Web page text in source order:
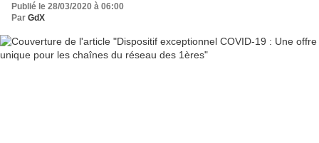
Publié le 28/03/2020 à 06:00
Par GdX